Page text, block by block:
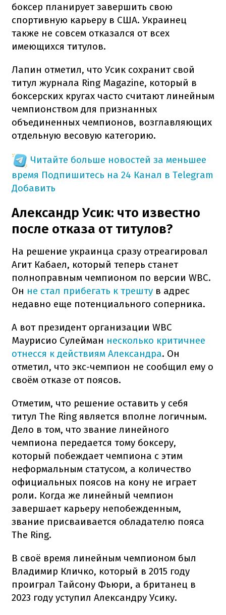
боксер планирует завершить свою
спортивную карьеру в США. Украинец
также не совсем отказался от всех
имеющихся титулов.
Лапин отметил, что Усик сохранит свой
титул журнала Ring Magazine, который в
боксерских кругах часто считают линейным
чемпионством для признанных
объединенных чемпионов, возглавляющих
отдельную весовую категорию.
Читайте больше новостей за меньшее
время Подпишитесь на 24 Канал в Telegram
Добавить
Александр Усик: что известно
после отказа от титулов?
На решение украинца сразу отреагировал
Агит Кабаел, который теперь станет
полноправным чемпионом по версии WBC.
Он не стал прибегать к трешту в адрес
недавно еще потенциального соперника.
А вот президент организации WBC
Маурисио Сулейман несколько критичнее
отнесся к действиям Александра. Он
отметил, что экс-чемпион не сообщил ему о
своём отказе от поясов.
Отметим, что решение оставить у себя
титул The Ring является вполне логичным.
Дело в том, что звание линейного
чемпиона передается тому боксеру,
который побеждает чемпиона с этим
неформальным статусом, а количество
официальных поясов на кону не играет
роли. Когда же линейный чемпион
завершает карьеру непобежденным,
звание присваивается обладателю пояса
The Ring.
В своё время линейным чемпионом был
Владимир Кличко, который в 2015 году
проиграл Тайсону Фьюри, а британец в
2023 году уступил Александру Усику.